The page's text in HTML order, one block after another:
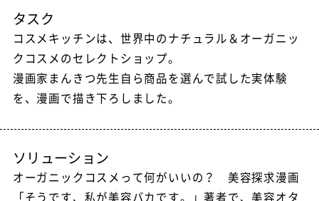
タスク
コスメキッチンは、世界中のナチュラル＆オーガニッ
クコスメのセレクトショップ。
漫画家まんきつ先生自ら商品を選んで試した実体験
を、漫画で描き下ろしました。
ソリューション
オーガニックコスメって何がいいの？ 美容探求漫画